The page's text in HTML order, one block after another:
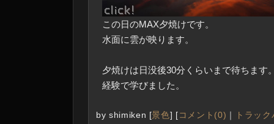
この日のMAX夕焼けです。
水面に雲が映ります。
夕焼けは日没後30分くらいまで待ちます
経験で学びました。
by shimiken [景色] [ コメント(0) トラッ